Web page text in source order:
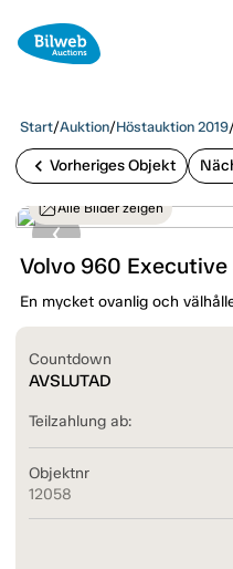
Start/Auktion/Höstauktion 2019
chevron_left Vorheriges Objekt
Alle Bilder zeigen
Volvo 960
En mycket ovanlig och
Countdown
AVSLUTAD
Teilzahlung ab:
Objektnr
12058